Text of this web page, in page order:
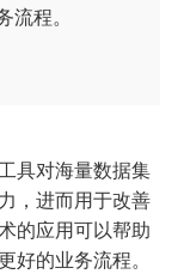
流程。
具对海量数据集
，进而用于改善
的应用可以帮助
好的业务流程。